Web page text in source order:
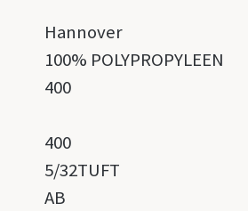
Hannover
100% POLYPROPYLEEN
400
400
5/32TUFT
AB